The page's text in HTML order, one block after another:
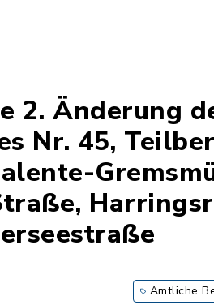
2. Änderung
Nr. 45,
Amtliche